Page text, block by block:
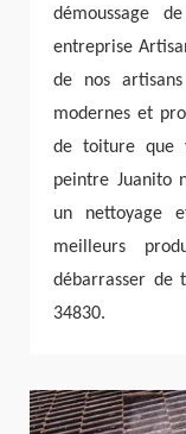
démoussage
entreprise
de nos
modernes et
de toiture que
peintre Juanito
un nettoyage
meilleurs
débarrasser de
34830.